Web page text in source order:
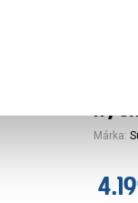
Márka: